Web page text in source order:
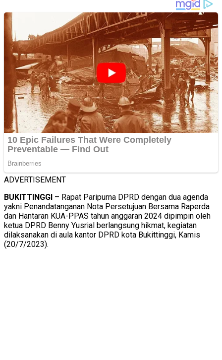
ADVERTISEMENT
BUKITTINGGI – Rapat Paripurna DPRD dengan dua agenda
yakni Penandatanganan Nota Persetujuan Bersama Raperda
dan Hantaran KUA-PPAS tahun anggaran 2024 dipimpin oleh
ketua DPRD Benny Yusrial berlangsung hikmat, kegiatan
dilaksanakan di aula kantor DPRD kota Bukittinggi, Kamis
(20/7/2023).